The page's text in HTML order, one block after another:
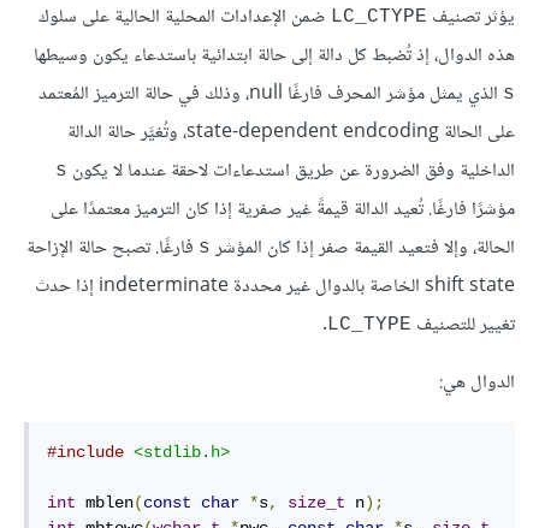
يؤثر تصنيف LC_CTYPE ضمن الإعدادات المحلية الحالية على سلوك
هذه الدوال، إذ تُضبط كل دالة إلى حالة ابتدائية باستدعاء يكون وسيطها
s
الذي يمثل مؤشر المحرف فارغًا null، وذلك في حالة الترميز المُعتمد
على الحالة state-dependent endcoding، وتُغيَّر حالة الدالة
الداخلية وفق الضرورة عن طريق استدعاءات لاحقة عندما لا يكون s
مؤشرًا فارغًا. تُعيد الدالة قيمةً غير صفرية إذا كان الترميز معتمدًا على
الحالة، وإلا فتعيد القيمة صفر إذا كان المؤشر s فارغًا. تصبح حالة الإزاحة
shift state الخاصة بالدوال غير محددة indeterminate إذا حدث
تغيير للتصنيف LC_TYPE
.
الدوال هي:
#include <stdlib.h>
int mblen(const char *s, size_t n);